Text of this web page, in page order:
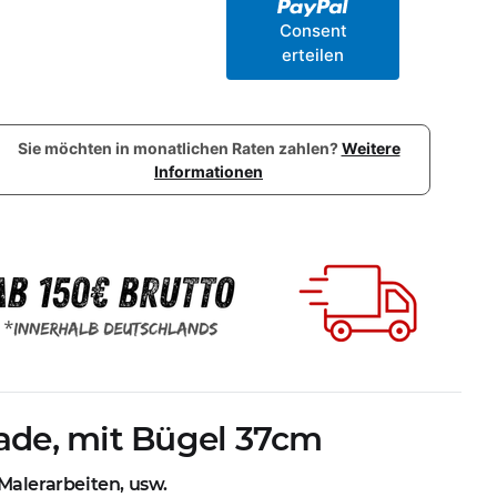
Consent
erteilen
Sie möchten in monatlichen Raten zahlen?Weitere
Informationen
mit Bügel 37cm
usw.